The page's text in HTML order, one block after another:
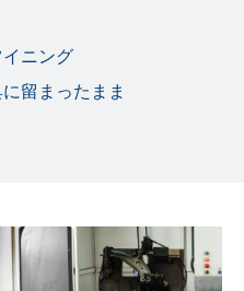
ニング
留まったまま